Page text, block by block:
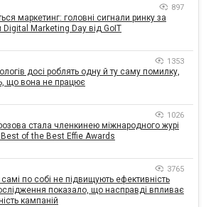
897
маркетинг: головні сигнали ринку за
Marketing Day від GoIT
1353
досі роблять одну й ту саму помилку,
що вона не працює
1026
стала членкинею міжнародного журі
of the Best Effie Awards
3765
по собі не підвищують ефективність
показало, що насправді впливає
кампаній